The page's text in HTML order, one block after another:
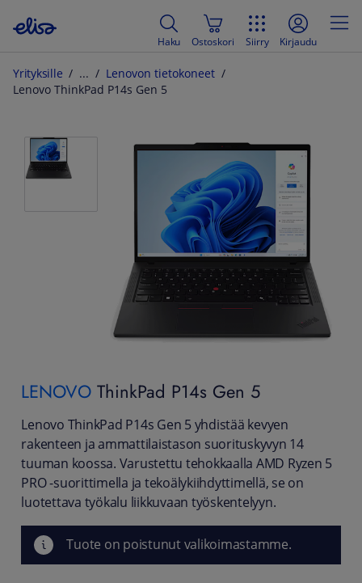
Haku Ostoskori Siirry Kirjaudu
Yrityksille
Lenovon tietokoneet
Lenovo ThinkPad P14s Gen 5
LENOVO ThinkPad P14s Gen 5
Lenovo ThinkPad P14s Gen 5 yhdistää kevyen
rakenteen ja ammattilaistason suorituskyvyn 14
tuuman koossa. Varustettu tehokkaalla AMD Ryzen 5
PRO -suorittimella ja tekoälykiihdyttimellä, se on
luotettava työkalu liikkuvaan työskentelyyn.
Tuote on poistunut valikoimastamme.